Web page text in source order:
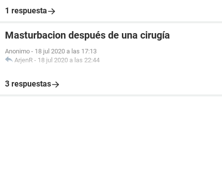
1 respuesta
Masturbacion después de una cirugía
Anonimo - 18 jul 2020 a las 17:13
ArjenR - 18 jul 2020 a las 22:44
3 respuestas